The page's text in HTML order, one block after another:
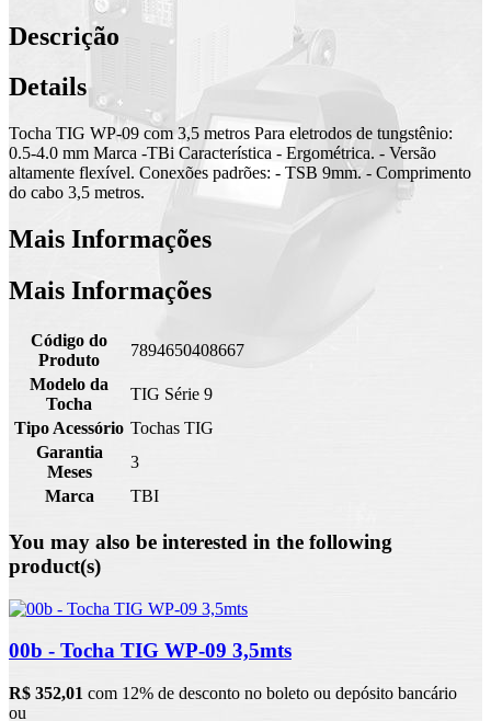
Descrição
Details
Tocha TIG WP-09 com 3,5 metros Para eletrodos de tungstênio:
0.5-4.0 mm Marca -TBi Característica - Ergométrica. - Versão
altamente flexível. Conexões padrões: - TSB 9mm. - Comprimento
do cabo 3,5 metros.
Mais Informações
Mais Informações
Código do
Produto
7894650408667
Modelo da
Tocha
TIG Série 9
Tipo Acessório Tochas TIG
Garantia
Meses
3
Marca
TBI
You may also be interested in the following
product(s)
00b - Tocha TIG WP-09 3,5mts
R$ 352,01 com 12% de desconto no boleto ou depósito bancário
ou